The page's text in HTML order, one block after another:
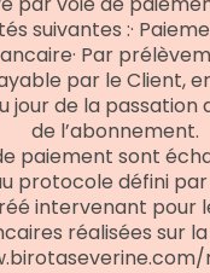
suivantes :·
Par
par le Client,
jour de la passation
de l’abonnement.
paiement sont
protocole défini
intervenant pour
réalisées sur